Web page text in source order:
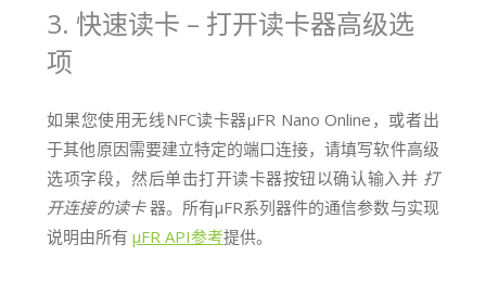
3. 快速读卡 – 打开读卡器高级选
项
如果您使用无线NFC读卡器μFR Nano Online，或者出
于其他原因需要建立特定的端口连接，请填写软件高级
选项字段，然后单击打开读卡器按钮以确认输入并 打
开连接的读卡器。所有μFR系列器件的通信参数与实现
说明由所有μFR API参考提供。